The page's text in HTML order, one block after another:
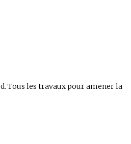
Tous les travaux pour amener la